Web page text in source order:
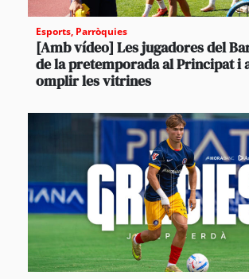
Esports, Parròquies
[Amb vídeo] Les jugadores del
de la pretemporada al Principat i
omplir les vitrines